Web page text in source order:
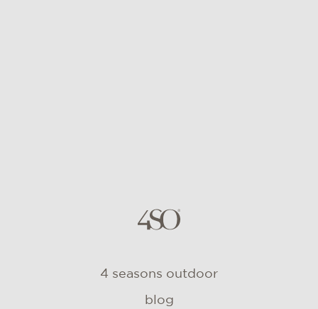
4 seasons outdoor
blog